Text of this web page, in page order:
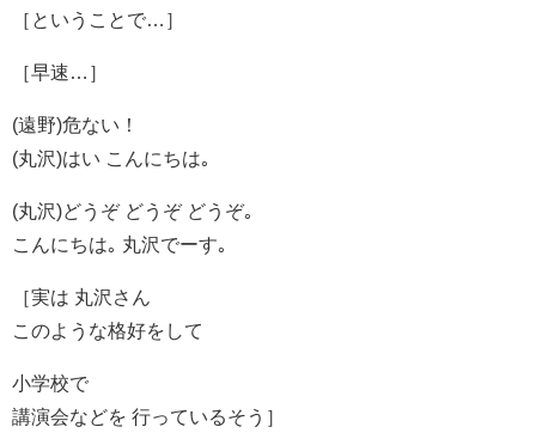
［ということで…］
［早速…］
(遠野)危ない！
(丸沢)はい こんにちは｡
(丸沢)どうぞ どうぞ どうぞ｡
こんにちは｡ 丸沢でーす｡
［実は 丸沢さん
このような格好をして
小学校で
講演会などを 行っているそう］